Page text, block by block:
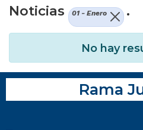
Noticias
01 - Enero .
No hay
Rama